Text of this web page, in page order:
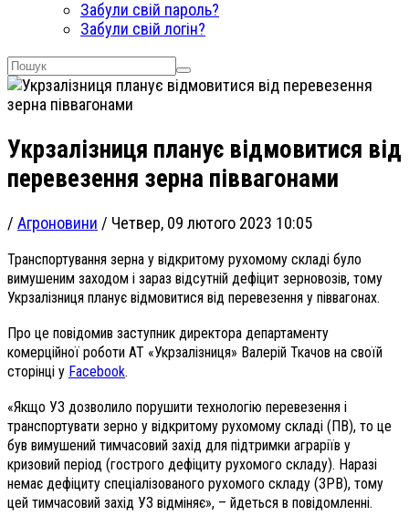
Забули свій пароль?
Забули свій логін?
Укрзалізниця планує відмовитися від
перевезення зерна піввагонами
/ Агроновини / Четвер, 09 лютого 2023 10:05
Транспортування зерна у відкритому рухомому складі було
вимушеним заходом і зараз відсутній дефіцит зерновозів, тому
Укрзалізниця планує відмовитися від перевезення у піввагонах.
Про це повідомив заступник директора департаменту
комерційної роботи АТ «Укрзалізниця» Валерій Ткачов на своїй
сторінці у Facebook.
«Якщо УЗ дозволило порушити технологію перевезення і
транспортувати зерно у відкритому рухомому складі (ПВ), то це
був вимушений тимчасовий захід для підтримки аграріїв у
кризовий період (гострого дефіциту рухомого складу). Наразі
немає дефіциту спеціалізованого рухомого складу (ЗРВ), тому
цей тимчасовий захід УЗ відміняє», – йдеться в повідомленні.